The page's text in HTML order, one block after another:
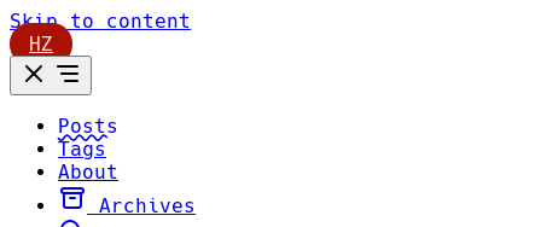
Skip to content
HZ
Posts
Tags
About
Archives